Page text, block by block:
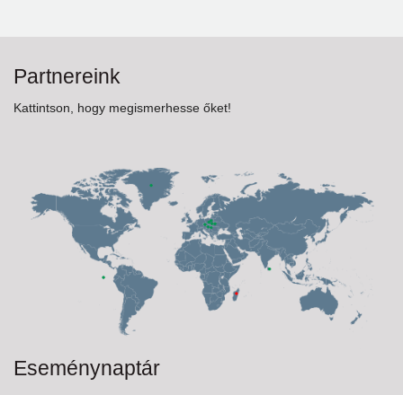
Partnereink
Kattintson, hogy megismerhesse őket!
Eseménynaptár